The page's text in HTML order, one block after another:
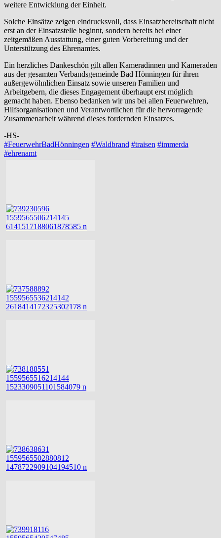
weitere Entwicklung der Einheit.
Solche Einsätze zeigen eindrucksvoll, dass Einsatzbereitschaft nicht
erst an der Einsatzstelle beginnt, sondern bereits bei einer
zeitgemäßen Ausstattung, einer guten Vorbereitung und der
Unterstützung des Ehrenamtes.
Ein herzliches Dankeschön gilt allen Kameradinnen und Kameraden
aus der gesamten Verbandsgemeinde Bad Hönningen für ihren
außergewöhnlichen Einsatz sowie unseren Familien und
Arbeitgebern, die dieses Engagement überhaupt erst möglich
gemacht haben. Ebenso bedanken wir uns bei allen Feuerwehren,
Hilfsorganisationen und Verantwortlichen für die hervorragende
Zusammenarbeit während dieses fordernden Einsatzes.
-HS-
#FeuerwehrBadHönningen #Waldbrand #traisen #immerda
#ehrenamt